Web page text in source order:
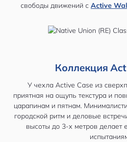
свободы движений с Active
Коллекция
У чехла Active Case из
приятная на ощупь текстура и
царапинам и пятнам.
городской ритм и деловые
высоты до 3-х метров делает